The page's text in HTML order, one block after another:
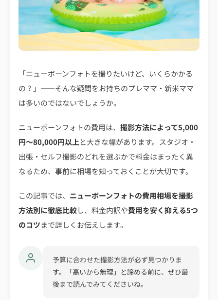
「ニューボーンフォトを撮りたいけど、いくらかかる
の？」——そんな疑問をお持ちのプレママ・新米ママ
は多いのではないでしょうか。
ニューボーンフォトの費用は、 撮影方法によって5,000
円〜80,000円以上と大きな幅があります。スタジオ・
出張・セルフ撮影のどれを選ぶかで料金はまったく異
なるため、事前に相場を知っておくことが大切です。
この記事では、 ニューボーンフォトの費用相場を撮影
方法別に徹底比較し、料金内訳や費用を安く抑える5つ
のコツまで詳しくお伝えします。
予算に合わせた撮影方法が必ず見つかりま
す。「高いから無理」と諦める前に、ぜひ最
後まで読んでみてくださいね。